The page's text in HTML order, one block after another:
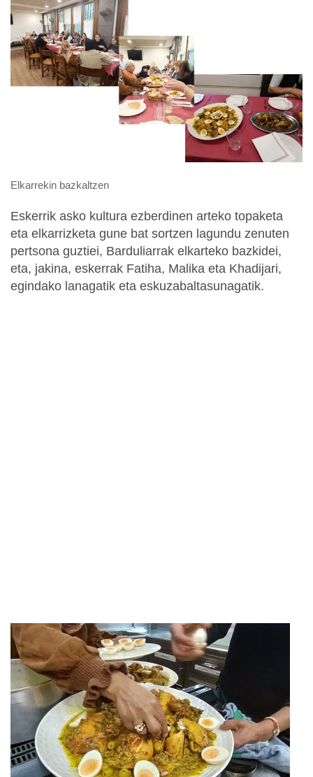
Elkarrekin bazkaltzen
Eskerrik asko kultura ezberdinen arteko topaketa
eta elkarrizketa gune bat sortzen lagundu zenuten
pertsona guztiei, Barduliarrak elkarteko bazkidei,
eta, jakina, eskerrak Fatiha, Malika eta Khadijari,
egindako lanagatik eta eskuzabaltasunagatik.